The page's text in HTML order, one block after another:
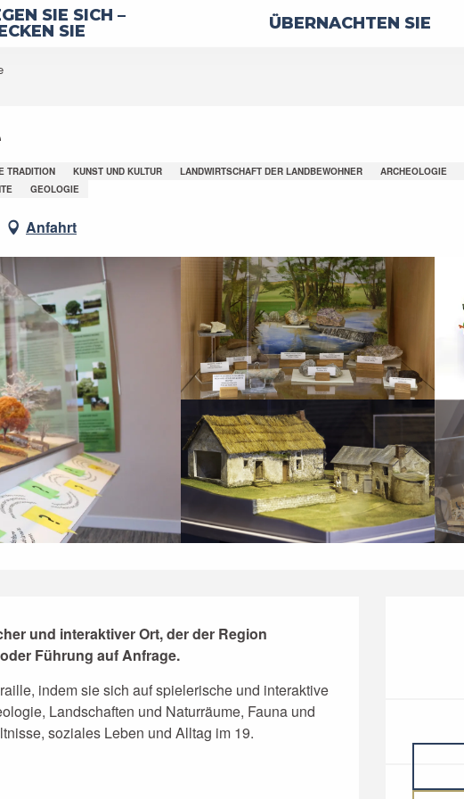
SIE SICH –
SIE
ÜBERNACHTEN SIE
TRADITION KUNST UND KULTUR LANDWIRTSCHAFT DER LANDBEWOHNER ARCHEOLOGIE
GEOLOGIE
Anfahrt
und interaktiver Ort, der der Region
Führung auf Anfrage.
indem sie sich auf spielerische und interaktive
Landschaften und Naturräume, Fauna und
soziales Leben und Alltag im 19.